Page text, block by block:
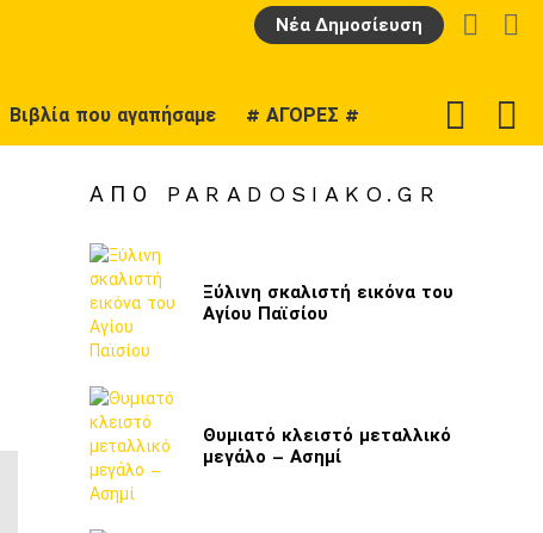
Νέα Δημοσίευση
LOGIN
Βιβλία που αγαπήσαμε # ΑΓΟΡΕΣ #
SKIN
ΑΠΌ PARADOSIAKO.GR
Ξύλινη σκαλιστή εικόνα του
Αγίου Παϊσίου
Θυμιατό κλειστό μεταλλικό
μεγάλο – Ασημί